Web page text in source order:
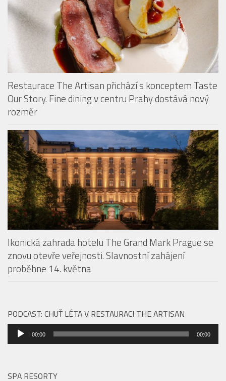
Restaurace The Artisan přichází s konceptem Taste
Our Story. Fine dining v centru Prahy dostává nový
rozměr
Ikonická zahrada hotelu The Grand Mark Prague se
znovu otevře veřejnosti. Slavnostní zahájení
proběhne 14. května
PODCAST: CHUŤ LÉTA V RESTAURACI THE ARTISAN
přehrávač
SPA RESORTY
Justin Svoboda propojuje příběhy, hudbu i